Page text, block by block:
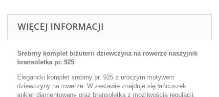
WIĘCEJ INFORMACJI
Srebrny komplet biżuterii dziewczyna na rowerze naszyjnik
bransoletka pr. 925
Elegancki komplet srebrny pr. 925 z uroczym motywem
dziewczyny na rowerze. W zestawie znajduje się łańcuszek
ankier diamentowany oraz bransoletka z możliwością regulacji.